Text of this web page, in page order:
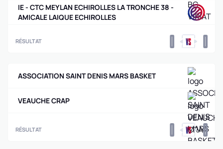
IE - CTC MEYLAN ECHIROLLES LA TRONCHE 38 -
AMICALE LAIQUE ECHIROLLES
RÉSULTAT 0 0
ASSOCIATION SAINT DENIS MARS BASKET
VEAUCHE CRAP
RÉSULTAT 0 0